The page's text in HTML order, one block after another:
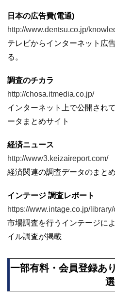
日本の広告費(電通)
http://www.dentsu.co.jp/
テレビからインターネット広
る。
調査のチカラ
http://chosa.itmedia.co.jp/
インターネット上で公開され
ータまとめサイト
経済ニュース
http://www3.keizaireport.com/
経済関連の調査データのまと
インテージ 調査レポート
https://www.intage.co.jp/
市場調査を行うインテージに
イル調査が掲載
一部有料・会員登録あ
選